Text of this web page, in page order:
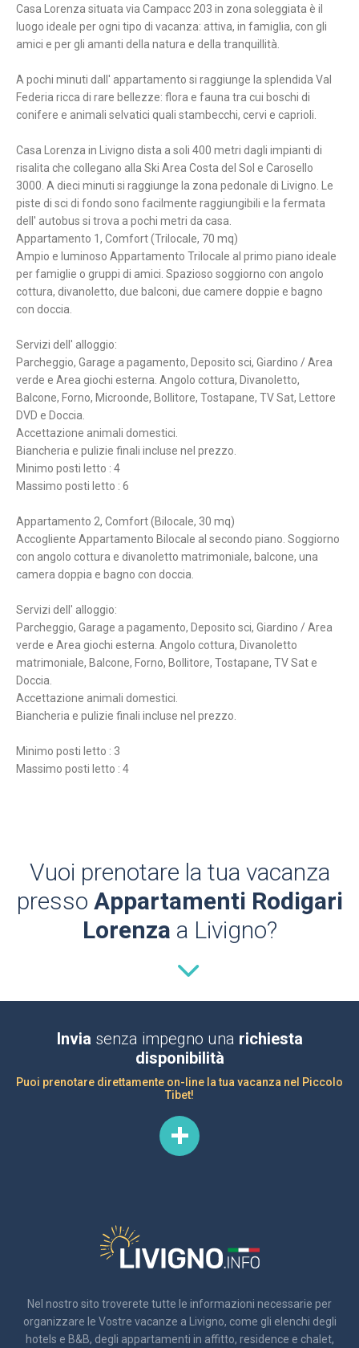
Casa Lorenza situata via Campacc 203 in zona soleggiata è il
luogo ideale per ogni tipo di vacanza: attiva, in famiglia, con gli
amici e per gli amanti della natura e della tranquillità.
A pochi minuti dall' appartamento si raggiunge la splendida Val
Federia ricca di rare bellezze: flora e fauna tra cui boschi di
conifere e animali selvatici quali stambecchi, cervi e caprioli.
Casa Lorenza in Livigno dista a soli 400 metri dagli impianti di
risalita che collegano alla Ski Area Costa del Sol e Carosello
3000. A dieci minuti si raggiunge la zona pedonale di Livigno. Le
piste di sci di fondo sono facilmente raggiungibili e la fermata
dell' autobus si trova a pochi metri da casa.
Appartamento 1, Comfort (Trilocale, 70 mq)
Ampio e luminoso Appartamento Trilocale al primo piano ideale
per famiglie o gruppi di amici. Spazioso soggiorno con angolo
cottura, divanoletto, due balconi, due camere doppie e bagno
con doccia.
Servizi dell' alloggio:
Parcheggio, Garage a pagamento, Deposito sci, Giardino / Area
verde e Area giochi esterna. Angolo cottura, Divanoletto,
Balcone, Forno, Microonde, Bollitore, Tostapane, TV Sat, Lettore
DVD e Doccia.
Accettazione animali domestici.
Biancheria e pulizie finali incluse nel prezzo.
Minimo posti letto : 4
Massimo posti letto : 6
Appartamento 2, Comfort (Bilocale, 30 mq)
Accogliente Appartamento Bilocale al secondo piano. Soggiorno
con angolo cottura e divanoletto matrimoniale, balcone, una
camera doppia e bagno con doccia.
Servizi dell' alloggio:
Parcheggio, Garage a pagamento, Deposito sci, Giardino / Area
verde e Area giochi esterna. Angolo cottura, Divanoletto
matrimoniale, Balcone, Forno, Bollitore, Tostapane, TV Sat e
Doccia.
Accettazione animali domestici.
Biancheria e pulizie finali incluse nel prezzo.
Minimo posti letto : 3
Massimo posti letto : 4
Vuoi prenotare la tua vacanza
presso Appartamenti Rodigari
Lorenza a Livigno?
Invia senza impegno una richiesta
disponibilità
Puoi prenotare direttamente on-line la tua vacanza nel Piccolo
Tibet!
Nel nostro sito troverete tutte le informazioni necessarie per
organizzare le Vostre vacanze a Livigno, come gli elenchi degli
hotels e B&B, degli appartamenti in affitto, residence e chalet,